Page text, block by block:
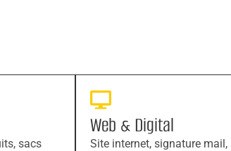
sacs
Web & Digital
Site internet, signature